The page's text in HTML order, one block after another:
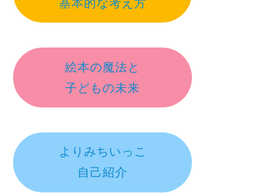
基本的な考え方
絵本の魔法と
子どもの未来
よりみちいっこ
自己紹介